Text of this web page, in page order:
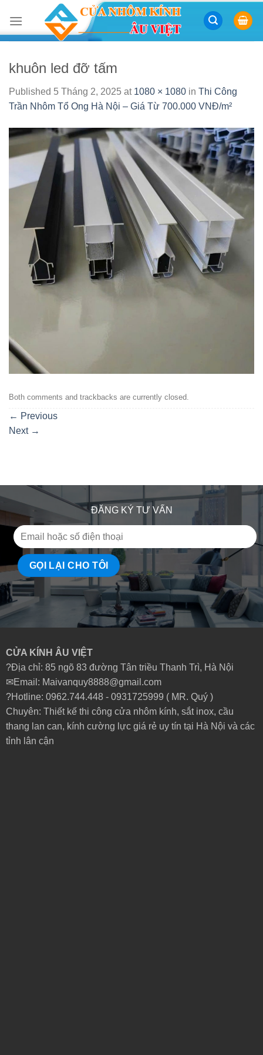
content
khuôn led đỡ tấm
Published 5 Tháng 2, 2025 at 1080 × 1080 in Thi Công
Trần Nhôm Tổ Ong Hà Nội – Giá Từ 700.000 VNĐ/m²
Both comments and trackbacks are currently closed.
← Previous
Next →
ĐĂNG KÝ TƯ VẤN
CỬA KÍNH ÂU VIỆT
?Địa chỉ: 85 ngõ 83 đường Tân triều Thanh Trì, Hà Nội
✉Email: Maivanquy8888@gmail.com
?Hotline: 0962.744.448 - 0931725999 ( MR. Quý )
Chuyên: Thiết kế thi công cửa nhôm kính, sắt inox, cầu
thang lan can, kính cường lực giá rẻ uy tín tại Hà Nội và các
tỉnh lân cận